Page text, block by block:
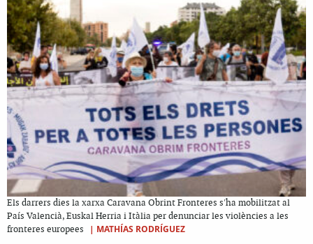
Els darrers dies la xarxa Caravana Obrint Fronteres s'ha mobilitzat al
País Valencià, Euskal Herria i Itàlia per denunciar les violències a les
fronteres europees
| MATHÍAS RODRÍGUEZ